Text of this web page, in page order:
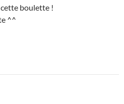
boulette !
^^